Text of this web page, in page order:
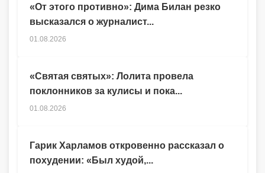
Гарик Харламов откровенно рассказал о
похудении: «Был худой,...
«От этого противно»: Дима Билан резко
высказался о журналист...
01.08.2026
«Святая святых»: Лолита провела
поклонников за кулисы и пока...
01.08.2026